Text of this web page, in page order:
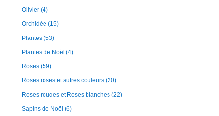
Olivier (4)
Orchidée (15)
Plantes (53)
Plantes de Noël (4)
Roses (59)
Roses roses et autres couleurs (20)
Roses rouges et Roses blanches (22)
Sapins de Noël (6)